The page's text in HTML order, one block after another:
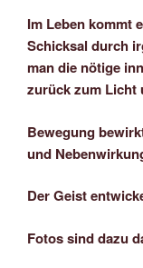
Im Leben kommt
Schicksal durch
man die nötige
zurück zum Licht
Bewegung
und
Der Geist
Fotos sind dazu